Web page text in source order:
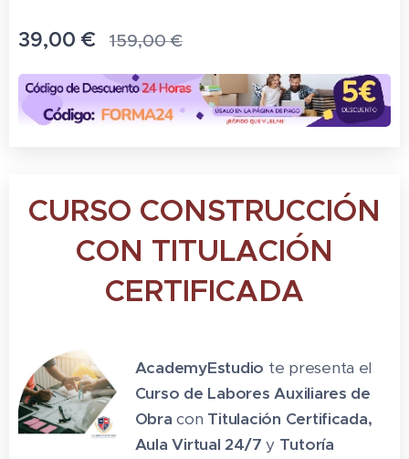
39,00 € 159,00€
CURSO CONSTRUCCIÓN
CON TITULACIÓN
CERTIFICADA
AcademyEstudio te presenta el
Curso de Labores Auxiliares de
Obra con Titulación Certificada,
Aula Virtual 24/7yTutoría